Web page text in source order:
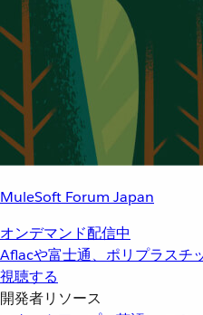
MuleSoft Forum Japan
オンデマンド配信中
Aflacや富士通、ポリプラスチ
視聴する
開発者リソース